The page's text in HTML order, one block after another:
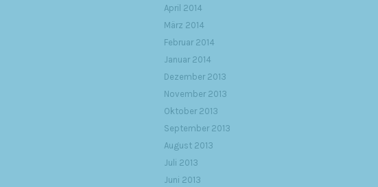
April 2014
März 2014
Februar 2014
Januar 2014
Dezember 2013
November 2013
Oktober 2013
September 2013
August 2013
Juli 2013
Juni 2013